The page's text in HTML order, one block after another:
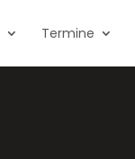
Termine